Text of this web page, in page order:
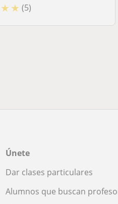
★ ★ (5)
Únete
Dar clases particulares
Alumnos que buscan